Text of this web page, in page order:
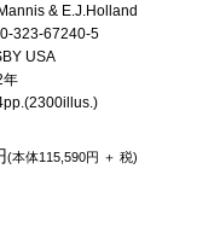
& E.J.Holland
0-323-67240-5
USA
年
(本体115,590円 ＋ 税)